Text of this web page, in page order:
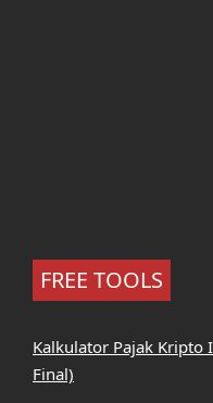
FREE TOOLS
Kalkulator Pajak Kripto
Final)